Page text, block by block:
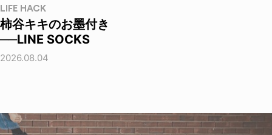
LIFE HACK
柿谷キキのお墨付き
──LINE SOCKS
2026.08.04